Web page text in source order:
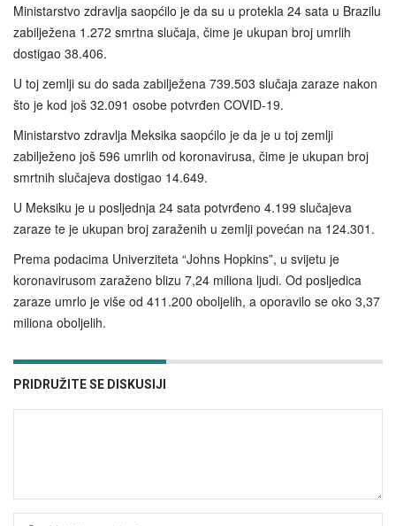
Ministarstvo zdravlja saopćilo je da su u protekla 24 sata u Brazilu
zabilježena 1.272 smrtna slučaja, čime je ukupan broj umrlih
dostigao 38.406.
U toj zemlji su do sada zabilježena 739.503 slučaja zaraze nakon
što je kod još 32.091 osobe potvrđen COVID-19.
Ministarstvo zdravlja Meksika saopćilo je da je u toj zemlji
zabilježeno još 596 umrlih od koronavirusa, čime je ukupan broj
smrtnih slučajeva dostigao 14.649.
U Meksiku je u posljednja 24 sata potvrđeno 4.199 slučajeva
zaraze te je ukupan broj zaraženih u zemlji povećan na 124.301.
Prema podacima Univerziteta “Johns Hopkins”, u svijetu je
koronavirusom zaraženo blizu 7,24 miliona ljudi. Od posljedica
zaraze umrlo je više od 411.200 oboljelih, a oporavilo se oko 3,37
miliona oboljelih.
PRIDRUŽITE SE DISKUSIJI